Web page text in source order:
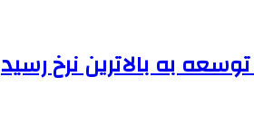
به بالاترین نرخ رسید